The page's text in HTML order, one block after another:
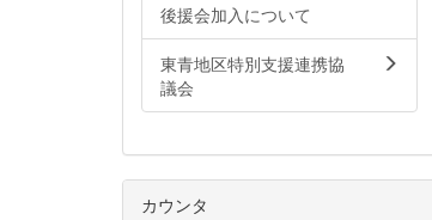
後援会加入について
東青地区特別支援連携協
議会
カウンタ